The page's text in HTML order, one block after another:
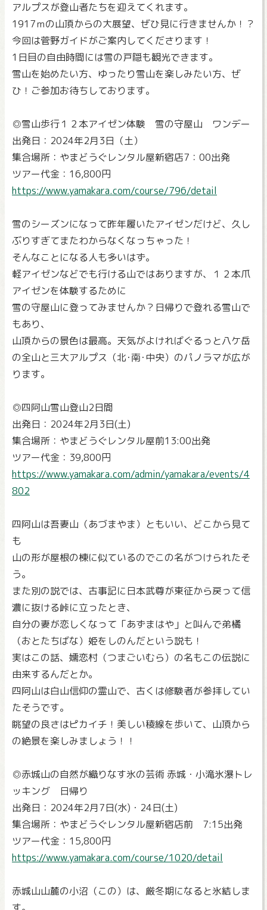
アルプスが登山者たちを迎えてくれます。
1917ｍの山頂からの大展望、ぜひ見に行きませんか！？
今回は菅野ガイドがご案内してくださります！
1日目の自由時間には雪の戸隠も観光できます。
雪山を始めたい方、ゆったり雪山を楽しみたい方、ぜ
ひ！ご参加お待ちしております。
◎雪山歩行１２本アイゼン体験 雪の守屋山 ワンデー
出発日：2024年2月3日（土）
集合場所：やまどうぐレンタル屋新宿店7：00出発
ツアー代金：16,800円
https://www.yamakara.com/course/796/detail
雪のシーズンになって昨年履いたアイゼンだけど、久し
ぶりすぎてまたわからなくなっちゃった！
そんなことになる人も多いはず。
軽アイゼンなどでも行ける山ではありますが、１２本爪
アイゼンを体験するために
雪の守屋山に登ってみませんか？日帰りで登れる雪山で
もあり、
山頂からの景色は最高。天気がよければぐるっと八ケ岳
の全山と三大アルプス（北･南･中央）のパノラマが広が
ります。
◎四阿山雪山登山2日間
出発日：2024年2月3日(土)
集合場所：やまどうぐレンタル屋前13:00出発
ツアー代金：39,800円
https://www.yamakara.com/admin/yamakara/events/4
802
四阿山は吾妻山（あづまやま）ともいい、どこから見て
も
山の形が屋根の棟に似ているのでこの名がつけられたそ
う。
また別の説では、古事記に日本武尊が東征から戻って信
濃に抜ける峠に立ったとき、
自分の妻が恋しくなって「あずまはや」と叫んで弟橘
（おとたちばな）姫をしのんだという説も！
実はこの話、嬬恋村（つまごいむら）の名もこの伝説に
由来するんだとか。
四阿山は白山信仰の霊山で、古くは修験者が参拝してい
たそうです。
眺望の良さはピカイチ！美しい稜線を歩いて、山頂から
の絶景を楽しみましょう！！
◎赤城山の自然が織りなす氷の芸術 赤城・小滝氷瀑トレ
ッキング 日帰り
出発日：2024年2月7日(水)・24日(土)
集合場所：やまどうぐレンタル屋新宿店前 7:15出発
ツアー代金：15,800円
https://www.yamakara.com/course/1020/detail
赤城山山麓の小沼（この）は、厳冬期になると氷結しま